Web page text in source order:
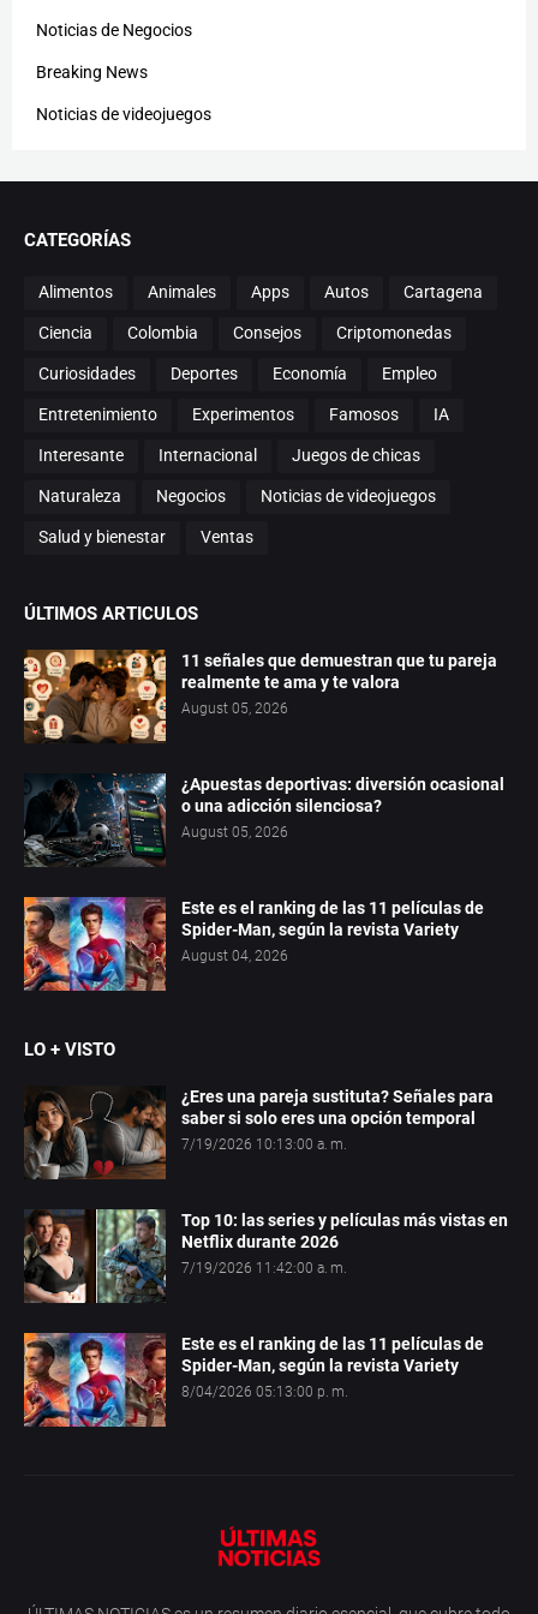
Noticias de Negocios
Breaking News
Noticias de videojuegos
CATEGORÍAS
Alimentos Animales Apps Autos Cartagena
Ciencia Colombia Consejos Criptomonedas
Curiosidades Deportes Economía Empleo
Entretenimiento Experimentos Famosos IA
Interesante Internacional Juegos de chicas
Naturaleza Negocios Noticias de videojuegos
Salud y bienestar Ventas
ÚLTIMOS ARTICULOS
11 señales que demuestran que tu pareja
realmente te ama y te valora
August 05, 2026
¿Apuestas deportivas: diversión ocasional
o una adicción silenciosa?
August 05, 2026
Este es el ranking de las 11 películas de
Spider-Man, según la revista Variety
August 04, 2026
LO + VISTO
¿Eres una pareja sustituta? Señales para
saber si solo eres una opción temporal
7/19/2026 10:13:00 a. m.
Top 10: las series y películas más vistas en
Netflix durante 2026
7/19/2026 11:42:00 a. m.
Este es el ranking de las 11 películas de
Spider-Man, según la revista Variety
8/04/2026 05:13:00 p. m.